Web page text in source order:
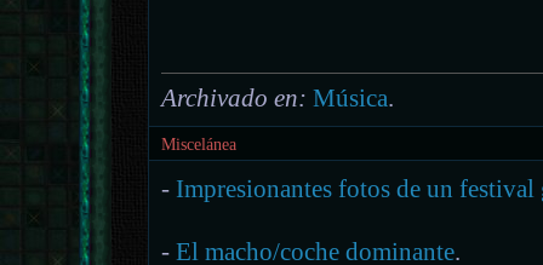
Archivado en: Música.
Miscelánea
- Impresionantes fotos de un
-El macho/coche dominante.